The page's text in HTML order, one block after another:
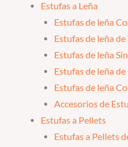
Estufas a Leña
Estufas de leña
Estufas de leña
Estufas de leña
Estufas de leña
Estufas de leña
Accesorios de
Estufas a Pellets
Estufas a Pellets